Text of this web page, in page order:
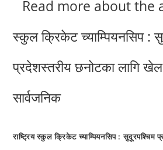
राष्ट्रिय स्कुल क्रिकेट च्याम्पियनसिप : सुदूरपश्चिम